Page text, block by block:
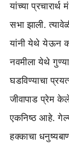
यांच्या
सभा झाली.
यांनी येथे येऊन
नवमीला येथे
घडविण्याचा
जीवापाड प्रेम
एकनिष्ठ आहे.
हक्काचा